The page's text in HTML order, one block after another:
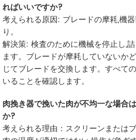
ればいいですか?
考えられる原因: ブレードの摩耗,機
り。
解決策: 検査のために機械を停止し,
ます。ブレードが摩耗していないか
じてブレードを交換します。すべて
いることを確認します。
肉挽き器で挽いた肉が不均一な場合
か?
考えられる理由：スクリーンまたは